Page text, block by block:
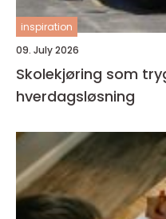
inspiration
09. July 2026
Skolekjøring som
hverdagsløsning